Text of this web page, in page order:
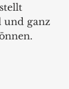
und ganz